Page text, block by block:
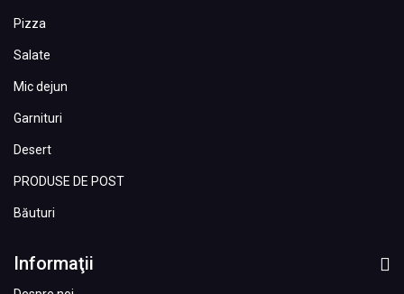
Pizza
Salate
Mic dejun
Garnituri
Desert
PRODUSE DE POST
Băuturi
Informaţii